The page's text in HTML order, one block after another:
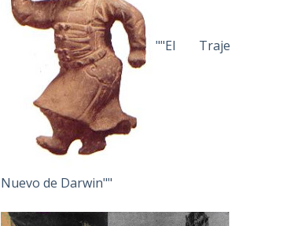
""El Traje
Nuevo de Darwin""